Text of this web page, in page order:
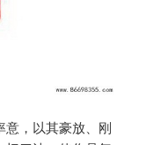
意，以其豪放、刚